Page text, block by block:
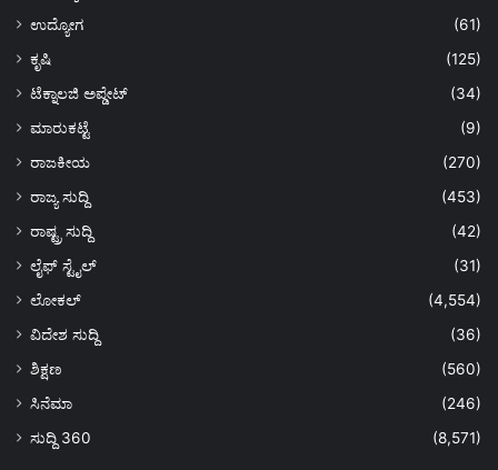
ಉದ್ಯೋಗ
(61)
ಕೃಷಿ
(125)
ಟೆಕ್ನಾಲಜಿ ಅಪ್ಡೇಟ್
(34)
ಮಾರುಕಟ್ಟೆ
(9)
ರಾಜಕೀಯ
(270)
ರಾಜ್ಯ ಸುದ್ದಿ
(453)
ರಾಷ್ಟ್ರ ಸುದ್ದಿ
(42)
ಲೈಫ್ ಸ್ಟೈಲ್
(31)
ಲೋಕಲ್
(4,554)
ವಿದೇಶ ಸುದ್ದಿ
(36)
ಶಿಕ್ಷಣ
(560)
ಸಿನೆಮಾ
(246)
ಸುದ್ದಿ 360
(8,571)